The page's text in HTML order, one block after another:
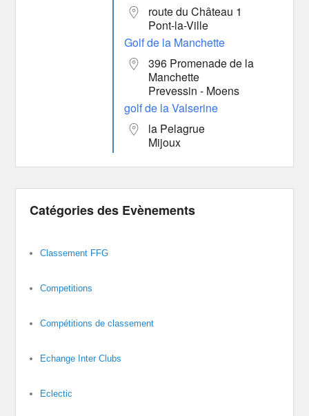
route du Château 1
Pont-la-Ville
Golf de la Manchette
396 Promenade de la
Manchette
Prevessin - Moens
golf de la Valserine
la Pelagrue
Mijoux
Catégories des Evènements
Classement FFG
Competitions
Compétitions de classement
Echange Inter Clubs
Eclectic